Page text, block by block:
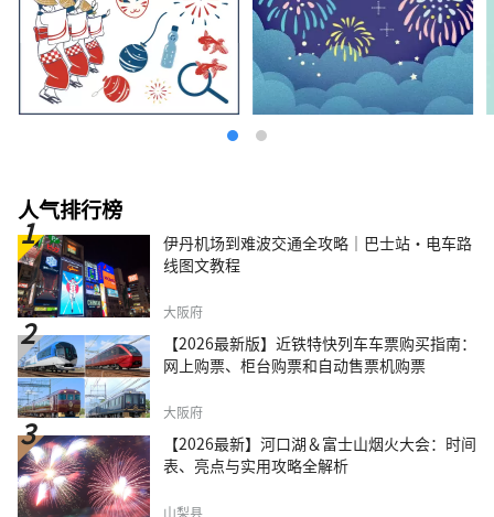
人气排行榜
伊丹机场到难波交通全攻略｜巴士站・电车路
线图文教程
大阪府
【2026最新版】近铁特快列车车票购买指南：
网上购票、柜台购票和自动售票机购票
大阪府
【2026最新】河口湖＆富士山烟火大会：时间
表、亮点与实用攻略全解析
山梨县